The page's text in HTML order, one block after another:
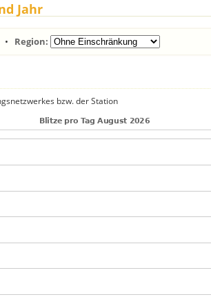
Jahr
• Region:
bzw. der Station